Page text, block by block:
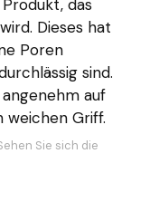
das
Dieses hat
Poren
sind.
auf
weichen Griff.
Sie sich die